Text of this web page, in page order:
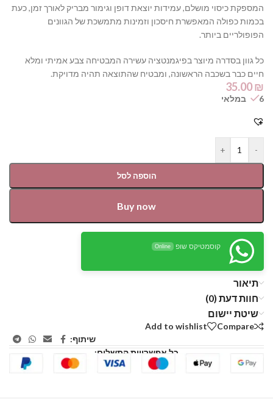
המספקת כיסוי מושלם, עמידות יוצאת דופן וגימור מבריק לאורך זמן, כעת
בכמות כפולה המאפשרת חיסכון וזמינות מתמשכת של הגוונים
הפופולריים ביותר.
כל גוון בסדרה מיוצר בפיגמנטציה עשירה המבטיחה צבע אמיתי ומלא
חיים כבר בשכבה הראשונה, ומבטיח שהתוצאה תהיה מדויקת.
35.00₪
6 במלאי
-
+
הוספה לסל
Buy now
קוסמטיקס שופ Online
תיאור
חוות דעת (0)
שיטת יישום
Compare
Add to wishlist
שיתוף:
כל אפשרויות התשלום: